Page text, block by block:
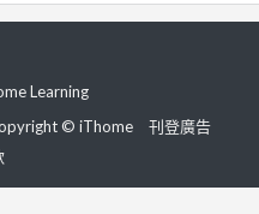
Learning
© iThome
刊登廣告